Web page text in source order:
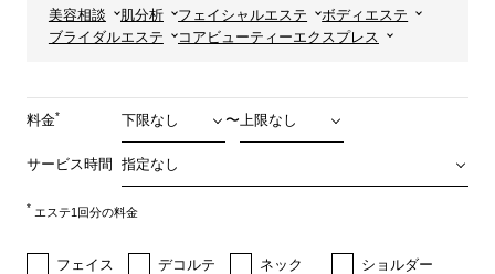
美容相談 肌分析 フェイシャルエステ
ボディエステ
ブライダルエステ
コアビューティーエクスプレス
料金* 〜
サービス時間
* エステ1回分の料金
フェイス デコルテ ネック
ショルダー